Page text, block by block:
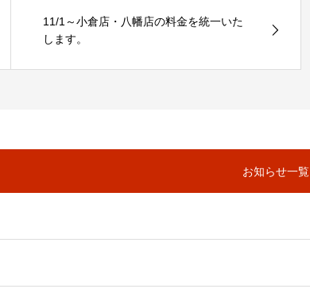
11/1～小倉店・八幡店の料金を統一いた
します。
お知らせ一覧